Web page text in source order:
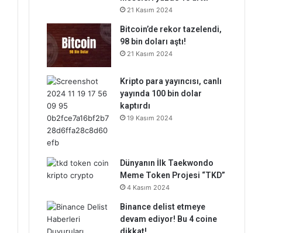
21 Kasım 2024
Bitcoin’de rekor tazelendi,
98 bin doları aştı!
21 Kasım 2024
Kripto para yayıncısı, canlı
yayında 100 bin dolar
kaptırdı
19 Kasım 2024
Dünyanın İlk Taekwondo
Meme Token Projesi “TKD”
4 Kasım 2024
Binance delist etmeye
devam ediyor! Bu 4 coine